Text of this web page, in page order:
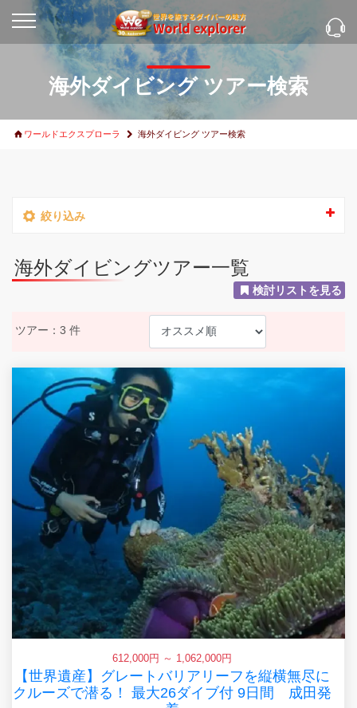
海外ダイビング ツアー検索
ワールドエクスプローラ 海外ダイビング ツアー検索
絞り込み
海外ダイビングツアー一覧
検討リストを見る
ツアー：3 件
612,000円 ～ 1,062,000円
【世界遺産】グレートバリアリーフを縦横無尽に
クルーズで潜る！ 最大26ダイブ付 9日間 成田発